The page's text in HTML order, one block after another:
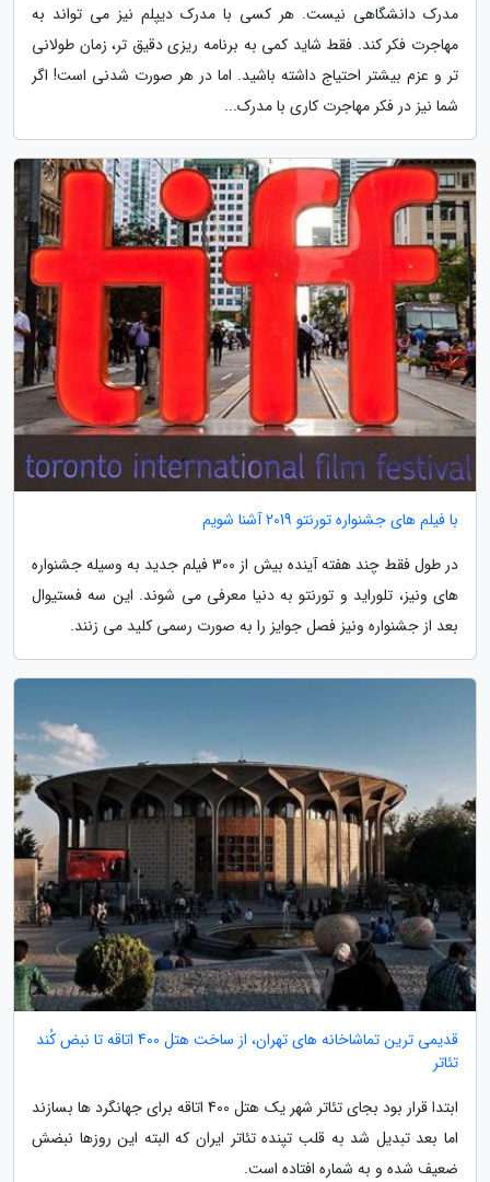
مدرک دانشگاهی نیست. هر کسی با مدرک دیپلم نیز می تواند به
مهاجرت فکر کند. فقط شاید کمی به برنامه ریزی دقیق تر، زمان طولانی
تر و عزم بیشتر احتیاج داشته باشید. اما در هر صورت شدنی است! اگر
شما نیز در فکر مهاجرت کاری با مدرک...
با فیلم های جشنواره تورنتو 2019 آشنا شویم
در طول فقط چند هفته آینده بیش از 300 فیلم جدید به وسیله جشنواره
های ونیز، تلوراید و تورنتو به دنیا معرفی می شوند. این سه فستیوال
بعد از جشنواره ونیز فصل جوایز را به صورت رسمی کلید می زنند.
قدیمی ترین تماشاخانه های تهران، از ساخت هتل 400 اتاقه تا نبض کُند
تئاتر
ابتدا قرار بود بجای تئاتر شهر یک هتل 400 اتاقه برای جهانگرد ها بسازند
اما بعد تبدیل شد به قلب تپنده تئاتر ایران که البته این روزها نبضش
ضعیف شده و به شماره افتاده است.